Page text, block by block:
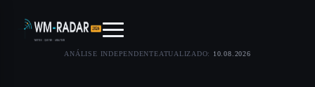
ANÁLISE INDEPENDENTEATUALIZADO: 10.08.2026